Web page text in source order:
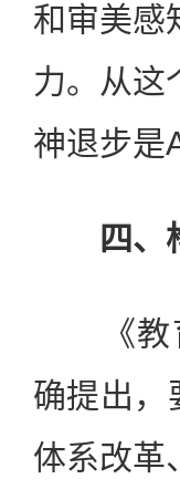
和审美感
力。从这
神退步是
四、
《教育
确提出，
体系改革